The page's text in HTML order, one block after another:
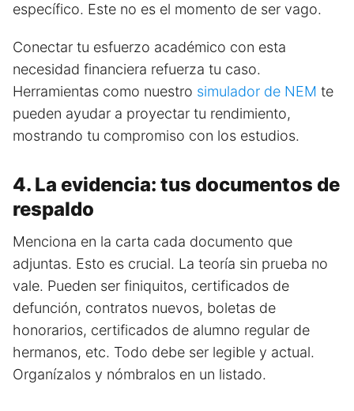
específico. Este no es el momento de ser vago.
Conectar tu esfuerzo académico con esta
necesidad financiera refuerza tu caso.
Herramientas como nuestro simulador de NEM te
pueden ayudar a proyectar tu rendimiento,
mostrando tu compromiso con los estudios.
4. La evidencia: tus documentos de
respaldo
Menciona en la carta cada documento que
adjuntas. Esto es crucial. La teoría sin prueba no
vale. Pueden ser finiquitos, certificados de
defunción, contratos nuevos, boletas de
honorarios, certificados de alumno regular de
hermanos, etc. Todo debe ser legible y actual.
Organízalos y nómbralos en un listado.